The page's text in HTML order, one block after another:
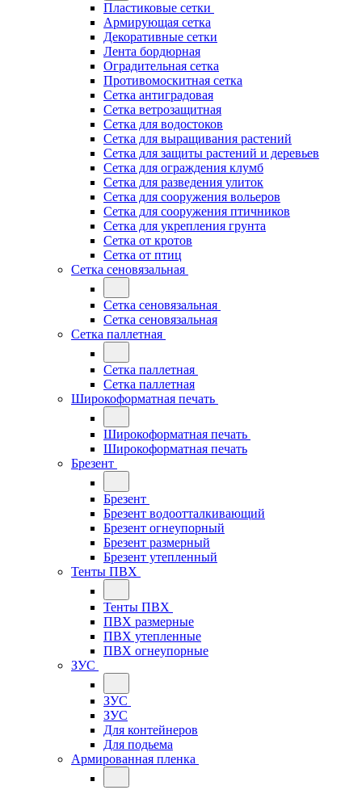
Пластиковые сетки
Армирующая сетка
Декоративные сетки
Лента бордюрная
Оградительная сетка
Противомоскитная сетка
Сетка антиградовая
Сетка ветрозащитная
Сетка для водостоков
Сетка для выращивания растений
Сетка для защиты растений и деревьев
Сетка для ограждения клумб
Сетка для разведения улиток
Сетка для сооружения вольеров
Сетка для сооружения птичников
Сетка для укрепления грунта
Сетка от кротов
Сетка от птиц
Сетка сеновязальная
Сетка сеновязальная
Сетка сеновязальная
Сетка паллетная
Сетка паллетная
Сетка паллетная
Широкоформатная печать
Широкоформатная печать
Широкоформатная печать
Брезент
Брезент
Брезент водоотталкивающий
Брезент огнеупорный
Брезент размерный
Брезент утепленный
Тенты ПВХ
Тенты ПВХ
ПВХ размерные
ПВХ утепленные
ПВХ огнеупорные
ЗУС
ЗУС
ЗУС
Для контейнеров
Для подьема
Армированная пленка